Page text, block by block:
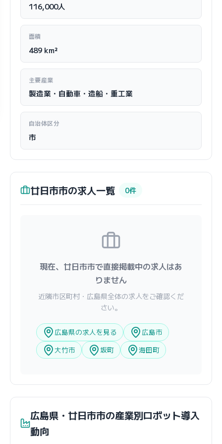
116,000人
面積
489 km²
主要産業
製造業・自動車・造船・重工業
自治体区分
市
廿日市市の求人一覧 0件
現在、廿日市市で直接掲載中の求人はあ
りません
近隣市区町村・広島県全体の求人をご確認くだ
さい。
広島県の求人を見る
広島市
大竹市
坂町 海田町
広島県・廿日市市の産業別ロボット導入
動向